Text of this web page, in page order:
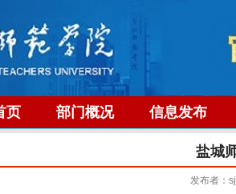
页 部门概况 信息发布
盐城
发布者：